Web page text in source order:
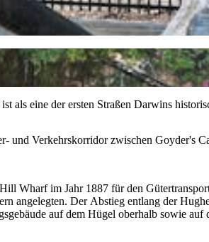
als eine der ersten Straßen Darwins
und Verkehrskorridor zwischen Goyder's
Wharf im Jahr 1887 für den
angelegten. Der Abstieg entlang der
auf dem Hügel oberhalb sowie